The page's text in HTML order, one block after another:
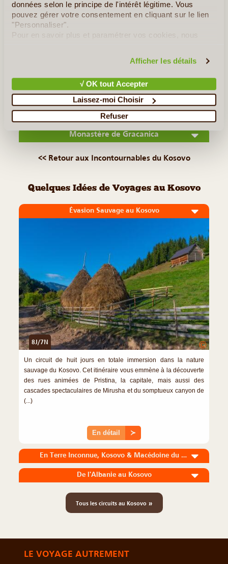
données selon le principe de l'intérêt légitime. Vous
pouvez gérer votre consentement en cliquant sur le lien
"Personnaliser".
Pour en savoir plus et paramétrer vos cookies, nous
Afficher les détails
√ OK tout Accepter
Laissez-moi Choisir
Refuser
Le "vieux bazar", c'est ainsi que s'appelle le premier marché
de Gjakova, au sud-ouest du pays. La ville, centre de culture
et d'apprentissage du Kosovo, est considérée comme la
Lire la suite ≻
Mitrovica
Monastère de Gracanica
<< Retour aux Incontournables du Kosovo
Quelques Idées de Voyages au Kosovo
Évasion Sauvage au Kosovo
8J/7N ©
Un circuit de huit jours en totale immersion dans la nature
sauvage du Kosovo. Cet itinéraire vous emmène à la découverte
des rues animées de Pristina, la capitale, mais aussi des
cascades spectaculaires de Mirusha et du somptueux canyon de
(...)
En détail ≻
En Terre Inconnue, Kosovo & Macédoine du Nord
De l'Albanie au Kosovo
Tous les circuits au Kosovo »
LE VOYAGE AUTREMENT